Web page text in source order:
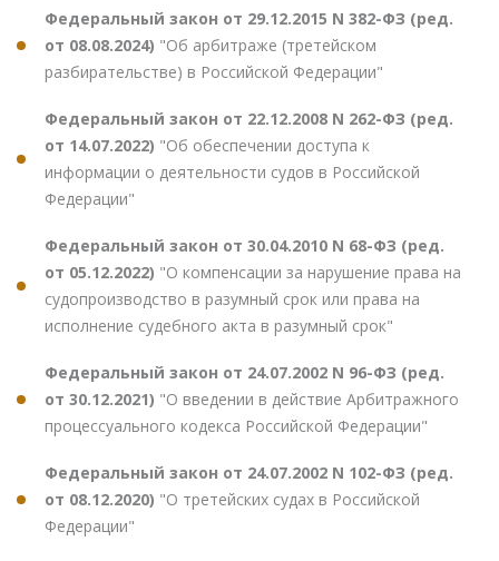
Федеральный закон от 29.12.2015 N 382-ФЗ (ред.
от 08.08.2024) "Об арбитраже (третейском
разбирательстве) в Российской Федерации"
Федеральный закон от 22.12.2008 N 262-ФЗ (ред.
от 14.07.2022) "Об обеспечении доступа к
информации о деятельности судов в Российской
Федерации"
Федеральный закон от 30.04.2010 N 68-ФЗ (ред.
от 05.12.2022) "О компенсации за нарушение права на
судопроизводство в разумный срок или права на
исполнение судебного акта в разумный срок"
Федеральный закон от 24.07.2002 N 96-ФЗ (ред.
от 30.12.2021) "О введении в действие Арбитражного
процессуального кодекса Российской Федерации"
Федеральный закон от 24.07.2002 N 102-ФЗ (ред.
от 08.12.2020) "О третейских судах в Российской
Федерации"